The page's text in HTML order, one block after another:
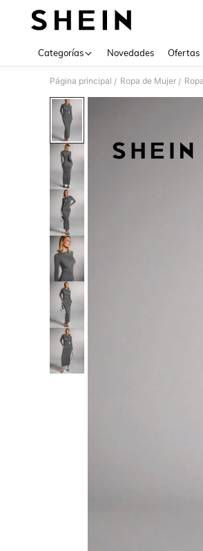
Categorías Novedades Ofertas
Página principal / Ropa de Mujer /